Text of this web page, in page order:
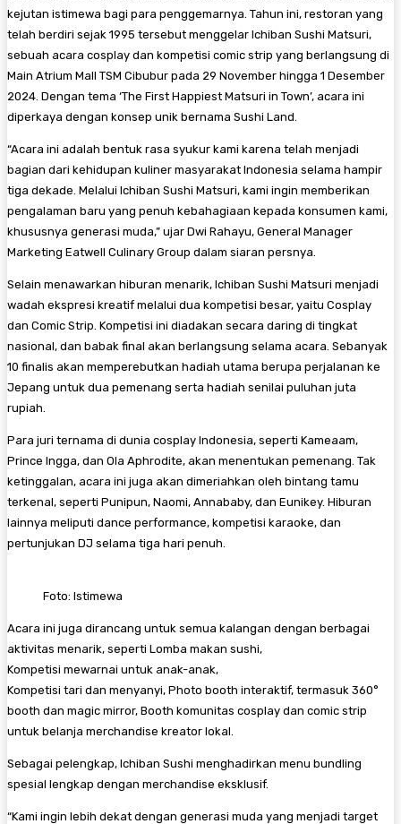
kejutan istimewa bagi para penggemarnya. Tahun ini, restoran yang
telah berdiri sejak 1995 tersebut menggelar Ichiban Sushi Matsuri,
sebuah acara cosplay dan kompetisi comic strip yang berlangsung di
Main Atrium Mall TSM Cibubur pada 29 November hingga 1 Desember
2024. Dengan tema ‘The First Happiest Matsuri in Town’, acara ini
diperkaya dengan konsep unik bernama Sushi Land.
“Acara ini adalah bentuk rasa syukur kami karena telah menjadi
bagian dari kehidupan kuliner masyarakat Indonesia selama hampir
tiga dekade. Melalui Ichiban Sushi Matsuri, kami ingin memberikan
pengalaman baru yang penuh kebahagiaan kepada konsumen kami,
khususnya generasi muda,” ujar Dwi Rahayu, General Manager
Marketing Eatwell Culinary Group dalam siaran persnya.
Selain menawarkan hiburan menarik, Ichiban Sushi Matsuri menjadi
wadah ekspresi kreatif melalui dua kompetisi besar, yaitu Cosplay
dan Comic Strip. Kompetisi ini diadakan secara daring di tingkat
nasional, dan babak final akan berlangsung selama acara. Sebanyak
10 finalis akan memperebutkan hadiah utama berupa perjalanan ke
Jepang untuk dua pemenang serta hadiah senilai puluhan juta
rupiah.
Para juri ternama di dunia cosplay Indonesia, seperti Kameaam,
Prince Ingga, dan Ola Aphrodite, akan menentukan pemenang. Tak
ketinggalan, acara ini juga akan dimeriahkan oleh bintang tamu
terkenal, seperti Punipun, Naomi, Annababy, dan Eunikey. Hiburan
lainnya meliputi dance performance, kompetisi karaoke, dan
pertunjukan DJ selama tiga hari penuh.
Foto: Istimewa
Acara ini juga dirancang untuk semua kalangan dengan berbagai
aktivitas menarik, seperti Lomba makan sushi,
Kompetisi mewarnai untuk anak-anak,
Kompetisi tari dan menyanyi, Photo booth interaktif, termasuk 360°
booth dan magic mirror, Booth komunitas cosplay dan comic strip
untuk belanja merchandise kreator lokal.
Sebagai pelengkap, Ichiban Sushi menghadirkan menu bundling
spesial lengkap dengan merchandise eksklusif.
“Kami ingin lebih dekat dengan generasi muda yang menjadi target